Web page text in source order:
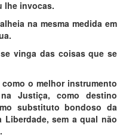
lhe invocas.
na mesma medida em
se vinga das coisas que se
o melhor instrumento
Justiça, como destino
substituto bondoso da
sem a qual não